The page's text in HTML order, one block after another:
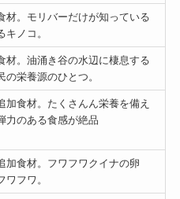
材。モリバーだけが知っている
ノコ。
材。油涌き谷の水辺に棲息する
栄養源のひとつ。
加食材。たくさんん栄養を備え
力のある食感が絶品
加食材。フワフワクイナの卵
フワ。